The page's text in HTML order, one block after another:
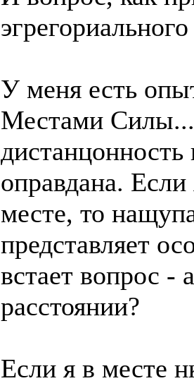
У меня есть
Местами
оправдана.
месте, то
представляет
встает вопрос -
расстоянии?
Если я в месте